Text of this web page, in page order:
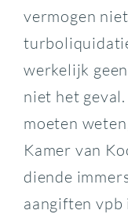
vermogen
werkelijk
niet het
moeten
Kamer van
diende
aangiften